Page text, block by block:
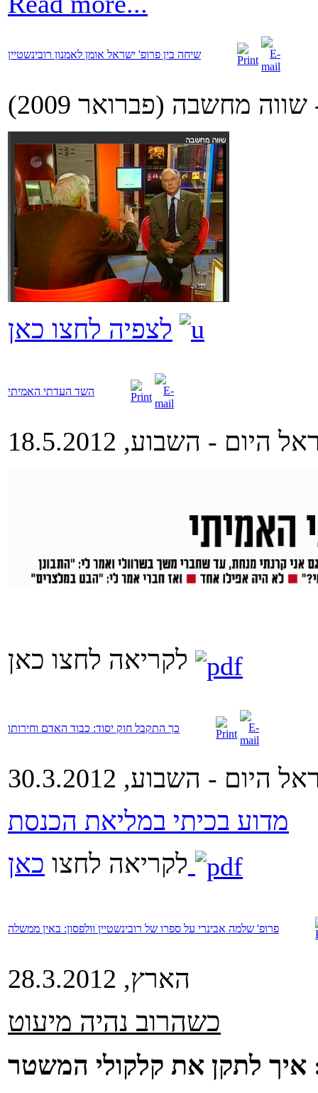
שיחה בין פרופ' ישראל אומן לאמנון רובינשטיין
מחשבה (פברואר 2009)
לצפיה לחצו כאן
השד העדתי האמיתי
היום - השבוע, 18.5.2012
כך התקבל חוק יסוד: כבוד האדם וחירותו
היום - השבוע, 30.3.2012
מדוע בכיתי במליאת הכנסת
לקריאה לחצו
פרופ' שלמה אבינרי על ספרו של רובינשטיין וולפסון: באין ממשלה
הארץ, 28.3.2012
כשהרוב נהיה מיעוט
לתקן את קלקולי המשטר